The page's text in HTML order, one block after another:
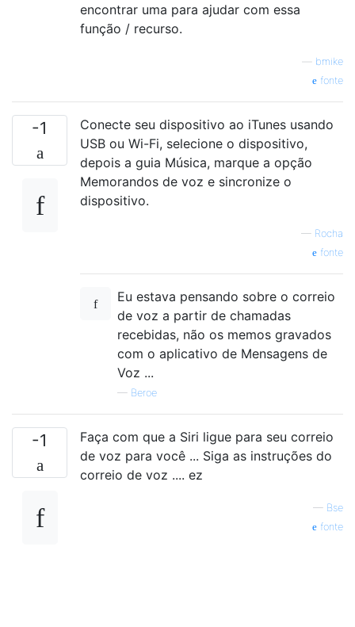
encontrar uma para ajudar com essa
função / recurso.
bmike
fonte
-1
Conecte seu dispositivo ao iTunes usando
USB ou Wi-Fi, selecione o dispositivo,
depois a guia Música, marque a opção
Memorandos de voz e sincronize o
dispositivo.
— Rocha
fonte
Eu estava pensando sobre o correio
de voz a partir de chamadas
recebidas, não os memos gravados
com o aplicativo de Mensagens de
Voz ...
— Beroe
-1
Faça com que a Siri ligue para seu correio
de voz para você ... Siga as instruções do
correio de voz .... ez
— Bse
fonte